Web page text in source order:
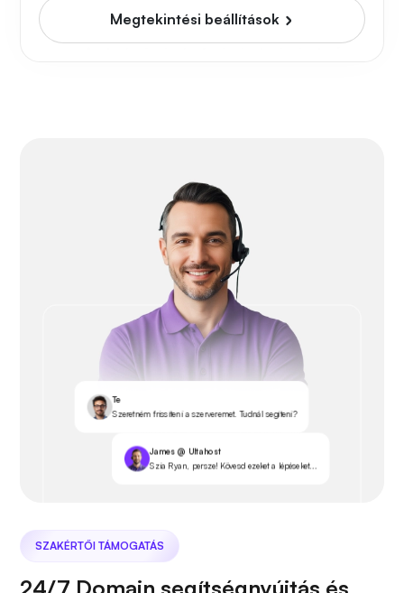
Megtekintési beállítások
Te
Szeretném frissíteni a szerveremet. Tudnál segíteni?
James @ Ultahost
Szia Ryan, persze! Kövesd ezeket a lépéseket...
SZAKÉRTŐI TÁMOGATÁS